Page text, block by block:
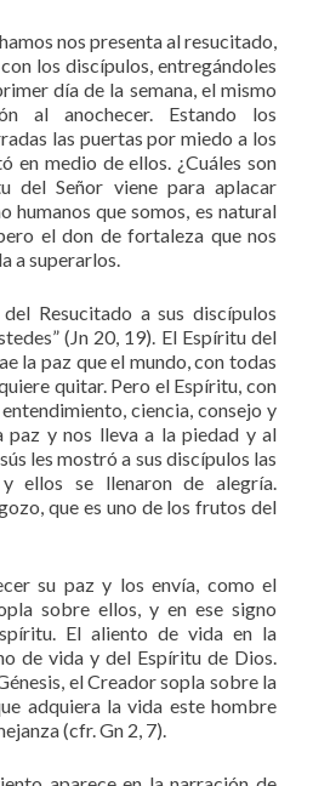
nos presenta al resucitado,
los discípulos, entregándoles
día de la semana, el mismo
al anochecer. Estando los
las puertas por miedo a los
en medio de ellos. ¿Cuáles son
del Señor viene para aplacar
humanos que somos, es natural
el don de fortaleza que nos
a superarlos.
Resucitado a sus discípulos
(Jn 20, 19). El Espíritu del
la paz que el mundo, con todas
quitar. Pero el Espíritu, con
ciencia, consejo y
y nos lleva a la piedad y al
les mostró a sus discípulos las
ellos se llenaron de alegría.
que es uno de los frutos del
su paz y los envía, como el
sobre ellos, y en ese signo
El aliento de vida en la
de vida y del Espíritu de Dios.
el Creador sopla sobre la
adquiera la vida este hombre
(cfr. Gn 2, 7).